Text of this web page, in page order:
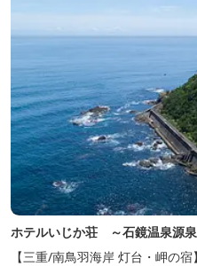
ホテルいじか荘 ～石鏡温泉源
【三重/南鳥羽海岸 灯台・岬の